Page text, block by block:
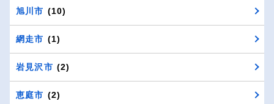
旭川市 (10)
網走市 (1)
岩見沢市 (2)
恵庭市 (2)